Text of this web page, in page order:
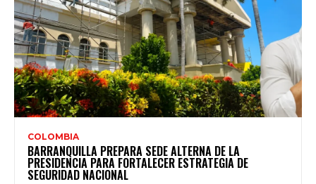
COLOMBIA
BARRANQUILLA PREPARA SEDE ALTERNA DE LA
PRESIDENCIA PARA FORTALECER ESTRATEGIA DE
SEGURIDAD NACIONAL